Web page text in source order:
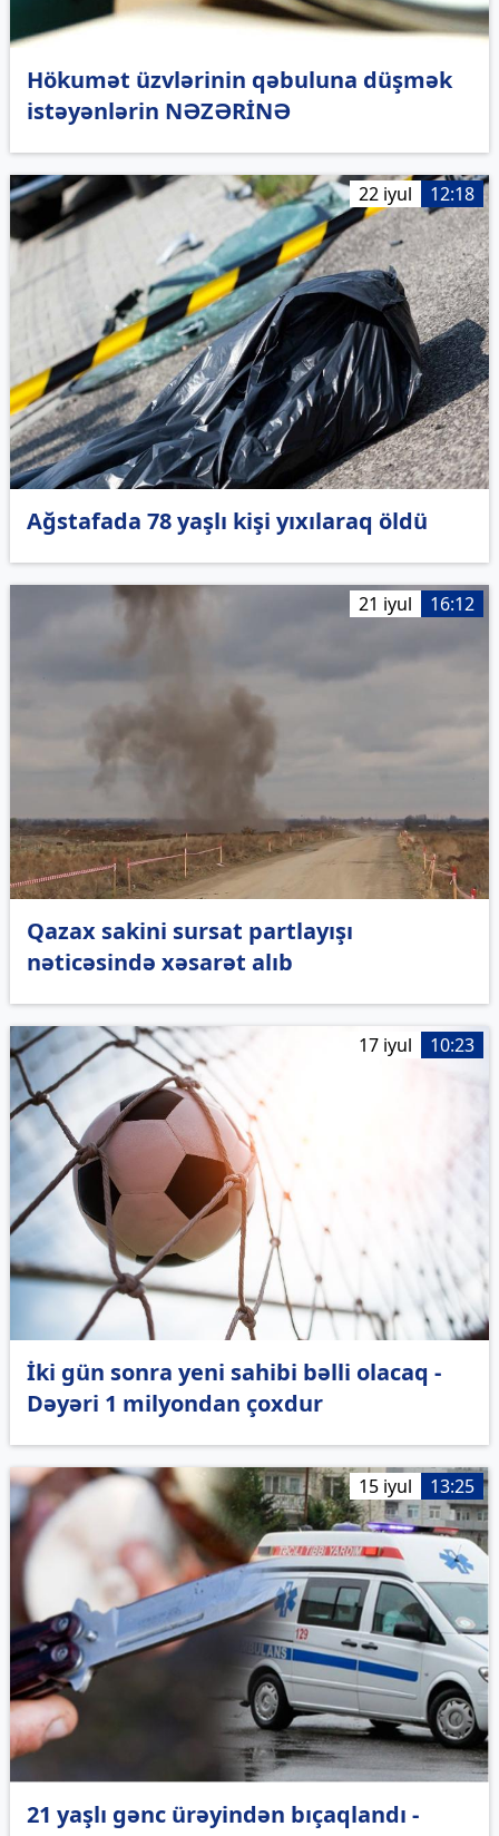
Hökumət üzvlərinin qəbuluna düşmək
istəyənlərin NƏZƏRİNƏ
22 iyul 12:18
Ağstafada 78 yaşlı kişi yıxılaraq öldü
21 iyul 16:12
Qazax sakini sursat partlayışı
nəticəsində xəsarət alıb
17 iyul 10:23
İki gün sonra yeni sahibi bəlli olacaq -
Dəyəri 1 milyondan çoxdur
15 iyul 13:25
21 yaşlı gənc ürəyindən bıçaqlandı -